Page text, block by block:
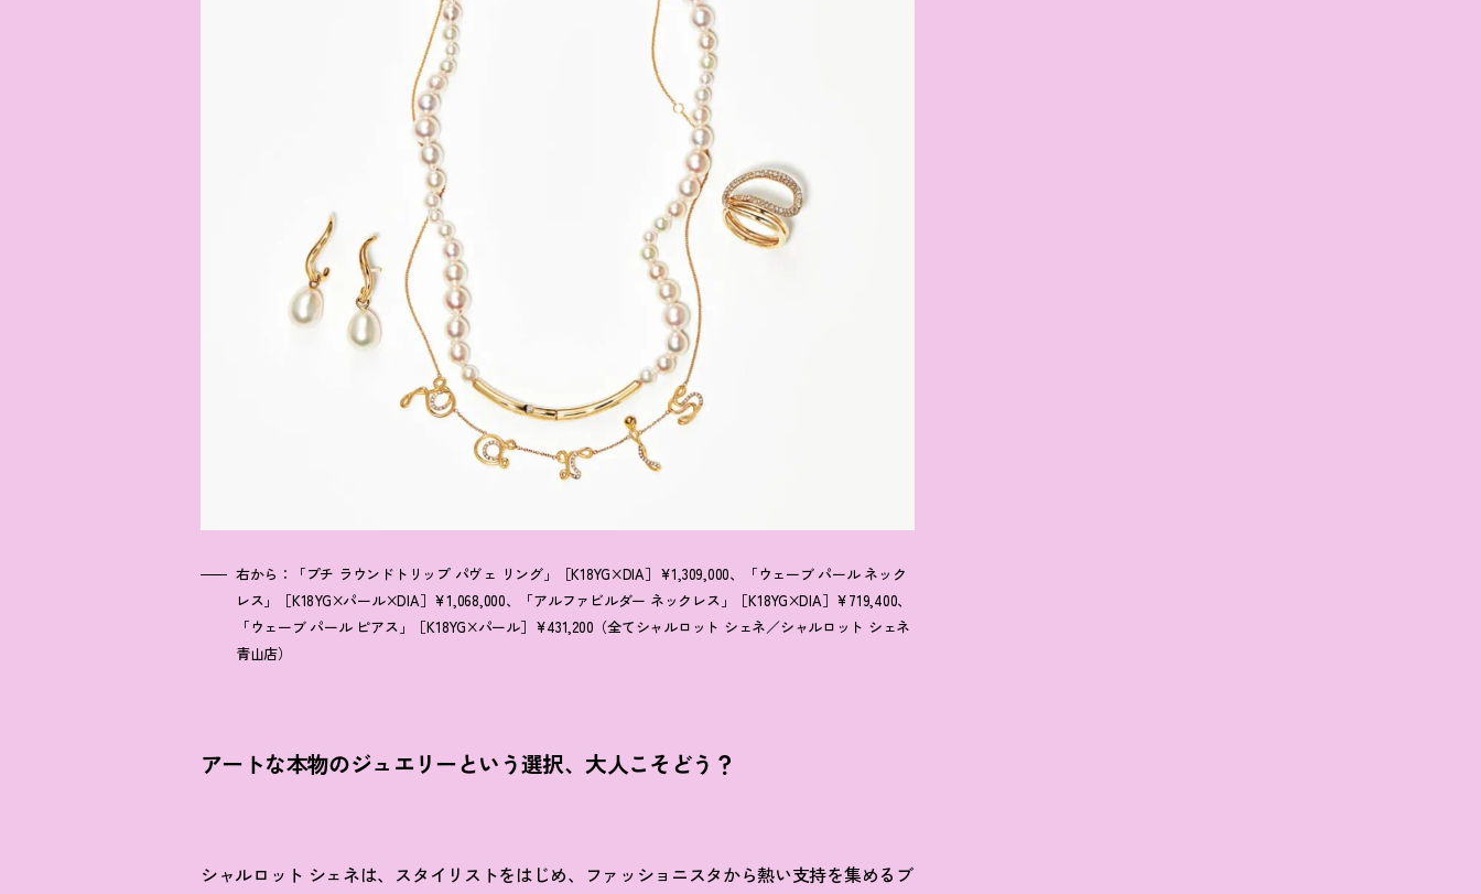
右から：「プチ ラウンドトリップ パヴェ リング」［K18YG×DIA］¥1,309,000、「ウェーブ パール ネック
レス」［K18YG×パール×DIA］¥1,068,000、「アルファビルダー ネックレス」［K18YG×DIA］¥719,400、
「ウェーブ パール ピアス」［K18YG×パール］¥431,200（全てシャルロット シェネ／シャルロット シェネ
青山店）
アートな本物のジュエリーという選択、大人こそどう ？
シャルロット シェネは、スタイリストをはじめ、ファッショニスタから熱い支持を集めるブ